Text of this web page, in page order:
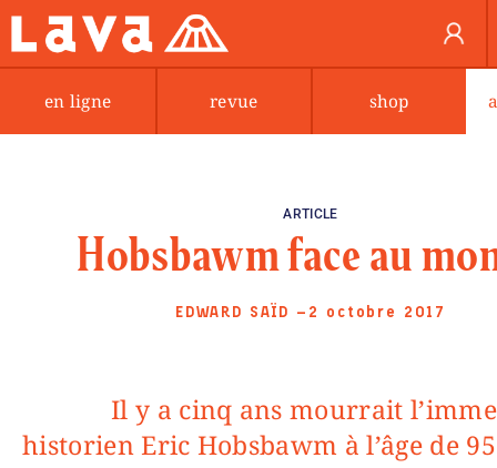
en ligne revue shop
ARTICLE
Hobsbawm face au
EDWARD SAÏD —2 octobre 2017
Il y a cinq ans mourrait l’immense
historien Eric Hobsbawm à l’âge de